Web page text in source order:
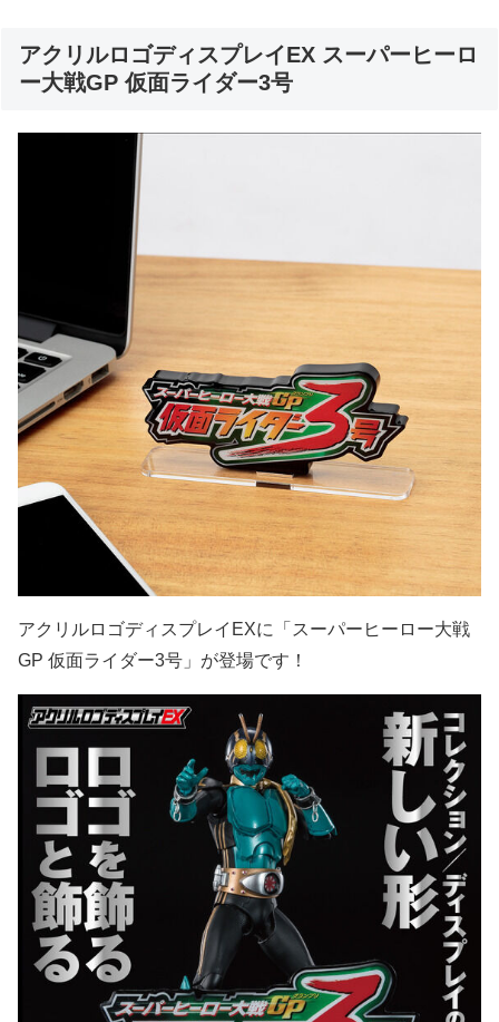
アクリルロゴディスプレイEX スーパーヒーロ
ー大戦GP 仮面ライダー3号
アクリルロゴディスプレイEXに「スーパーヒーロー大戦
GP 仮面ライダー3号」が登場です！